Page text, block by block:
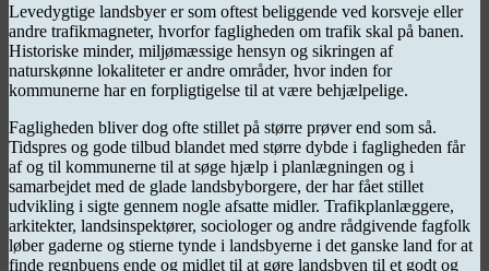
Levedygtige landsbyer er som oftest beliggende ved korsveje eller
andre trafikmagneter, hvorfor fagligheden om trafik skal på banen.
Historiske minder, miljømæssige hensyn og sikringen af
naturskønne lokaliteter er andre områder, hvor inden for
kommunerne har en forpligtigelse til at være behjælpelige.
Fagligheden bliver dog ofte stillet på større prøver end som så.
Tidspres og gode tilbud blandet med større dybde i fagligheden får
af og til kommunerne til at søge hjælp i planlægningen og i
samarbejdet med de glade landsbyborgere, der har fået stillet
udvikling i sigte gennem nogle afsatte midler. Trafikplanlæggere,
arkitekter, landsinspektører, sociologer og andre rådgivende fagfolk
løber gaderne og stierne tynde i landsbyerne i det ganske land for at
finde regnbuens ende og midlet til at gøre landsbyen til et godt og